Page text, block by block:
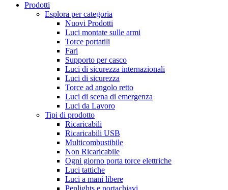
Prodotti
Esplora per categoria
Nuovi Prodotti
Luci montate sulle armi
Torce portatili
Fari
Supporto per casco
Luci di sicurezza internazionali
Luci di sicurezza
Torce ad angolo retto
Luci di scena di emergenza
Luci da Lavoro
Tipi di prodotto
Ricaricabili
Ricaricabili USB
Multicombustibile
Non Ricaricabile
Ogni giorno porta torce elettriche
Luci tattiche
Luci a mani libere
Penlights e portachiavi